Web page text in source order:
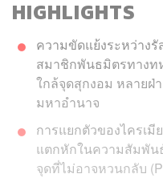
HIGHLIGHTS
ความขัดแย้งระหว่างรั
สมาชิกพันธมิตรทางท
ใกล้จุดสุกงอม หลายฝ่
มหาอำนาจ
การแยกตัวของไครเมี
แตกหักในความสัมพัน
จุดที่ไม่อาจหวนกลับ